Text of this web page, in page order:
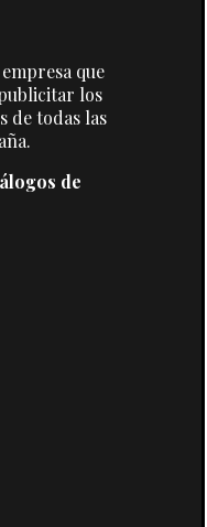
que
los
de todas las
de